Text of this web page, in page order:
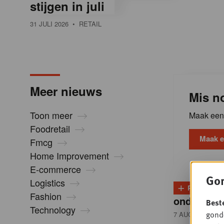
stijgen in juli
31 JULI 2026 • RETAIL
Meer nieuws
Toon meer
Foodretail
Fmcg
Home Improvement
E-commerce
Logistics
Fashion
Technology
Mis
Maak
Maak
+ PLUS
onder
7 AUGUSTUS